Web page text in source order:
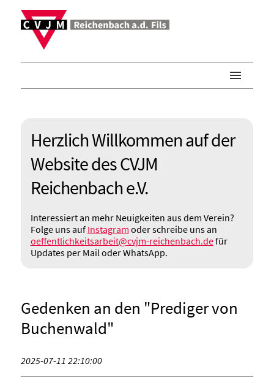
MITGLIED WERDEN
SPENDEN
GRUPPEN & KREISE
MITARBEITENDE
KIRCHENGEMEINDE
Herzlich Willkommen auf der
Website des CVJM
Reichenbach e.V.
Interessiert an mehr Neuigkeiten aus dem Verein?
Folge uns auf Instagram oder schreibe uns an
oeffentlichkeitsarbeit@cvjm-reichenbach.defür
Updates per Mail oder WhatsApp.
Gedenken an den "Prediger von
Buchenwald"
2025-07-11 22:10:00